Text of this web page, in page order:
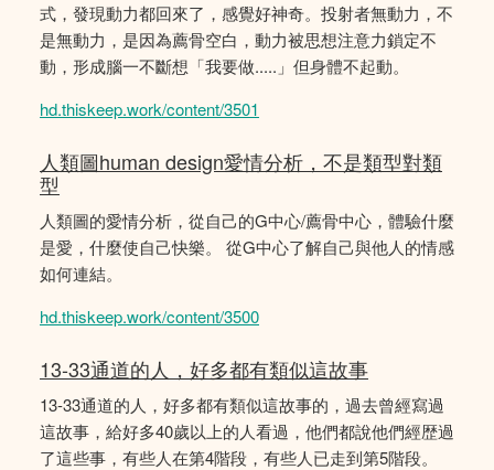
式，發現動力都回來了，感覺好神奇。投射者無動力，不
是無動力，是因為薦骨空白，動力被思想注意力鎖定不
動，形成腦一不斷想「我要做.....」但身體不起動。
hd.thiskeep.work/content/3501
人類圖human design愛情分析，不是類型對類
型
人類圖的愛情分析，從自己的G中心/薦骨中心，體驗什麼
是愛，什麼使自己快樂。 從G中心了解自己與他人的情感
如何連結。
hd.thiskeep.work/content/3500
13-33通道的人，好多都有類似這故事
13-33通道的人，好多都有類似這故事的，過去曾經寫過
這故事，給好多40歲以上的人看過，他們都說他們經歴過
了這些事，有些人在第4階段，有些人已走到第5階段。